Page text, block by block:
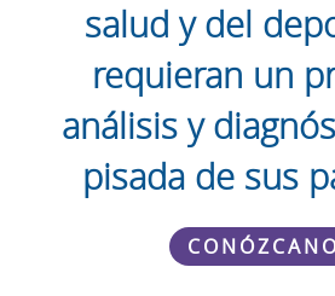
salud y del
requieran un
análisis y
pisada de sus